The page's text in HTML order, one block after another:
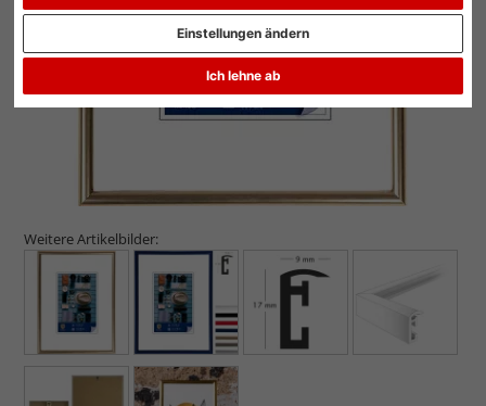
Ich lehne ab
Einstellungen ändern
Weitere Artikelbilder: